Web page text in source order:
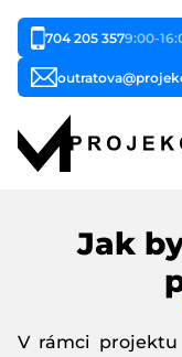
704 205 3579:00-
Jak
V rámci projektu